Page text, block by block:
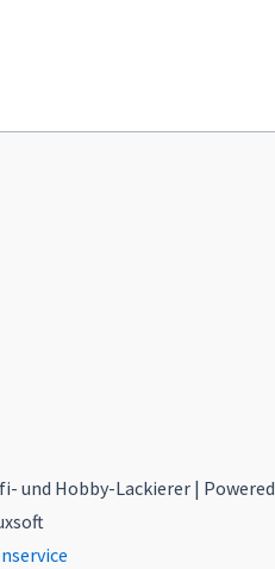
und Hobby-Lackierer | Powered